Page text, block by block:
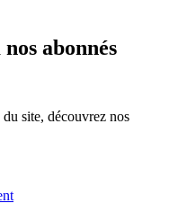
abonnés
site, découvrez nos